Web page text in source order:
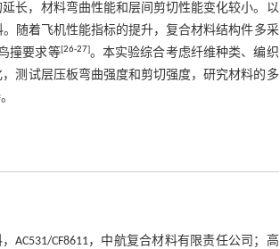
长，材料弯曲性能和层间剪切性能变化较小。以
随着飞机性能指标的提升，复合材料结构件多采
撞要求等[26-27]。本实验综合考虑纤维种类、编织
测试层压板弯曲强度和剪切强度，研究材料的多
AC531/CF8611，中航复合材料有限责任公司；高